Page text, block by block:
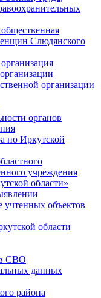
Слюдянского
организации
органов
по Иркутской
учреждения
области»
учтенных объектов
области
СВО
данных
района